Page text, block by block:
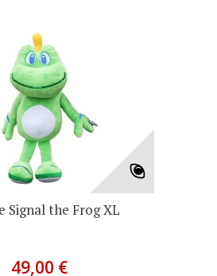
Signal the Frog XL
49,00 €